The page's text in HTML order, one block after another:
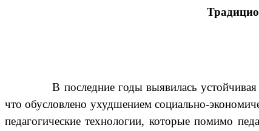
В последние годы выявилась устойчивая
что обусловлено ухудшением социально-
педагогические технологии, которые помимо